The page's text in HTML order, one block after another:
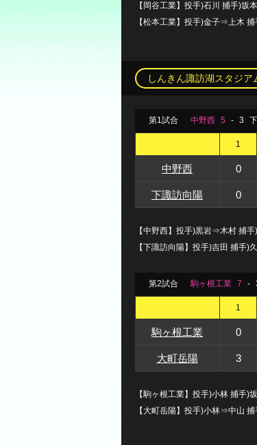
【岡谷工業】投手)石川 捕手)坂
【松本工業】投手)金子⇒上木
しんきん諏訪湖スタジア
第1試合 中野西 5 - 3
1
中野西 0
下諏訪向陽 0
【中野西】投手)黒岩⇒木村 捕
【下諏訪向陽】投手)吉田 捕手)
第2試合 駒ヶ根工業 7 -
1
駒ヶ根工業 0
大町岳陽 3
【駒ヶ根工業】投手)小林 捕手)
【大町岳陽】投手)小林⇒中山